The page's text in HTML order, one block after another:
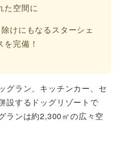
た空間に
けにもなるスターシェ
完備！
グラン、キッチンカー、セ
設するドッグリゾートで
ランは約2,300㎡の広々空